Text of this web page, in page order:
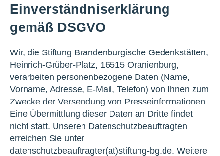
Einverständniserklärung
gemäß DSGVO
Wir, die Stiftung Brandenburgische Gedenkstätten,
Heinrich-Grüber-Platz, 16515 Oranienburg,
verarbeiten personenbezogene Daten (Name,
Vorname, Adresse, E-Mail, Telefon) von Ihnen zum
Zwecke der Versendung von Presseinformationen.
Eine Übermittlung dieser Daten an Dritte findet
nicht statt. Unseren Datenschutzbeauftragten
erreichen Sie unter
datenschutzbeauftragter(at)stiftung-bg.de. Weitere